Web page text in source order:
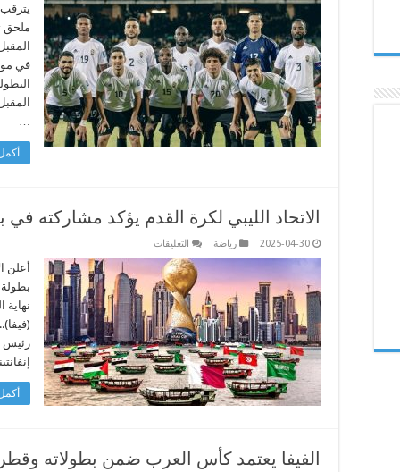
العرب:
رحلة
تبدأ
الأحد
مغلقة
ملحق
في
…
الاتحاد الليبي لكرة القدم يؤكد مشاركته
2025-04-30 رياضة التعليقات
لكرة
القدم
يؤكد
مشاركته
في
بطولة
كأس
العرب
بقطر
مغلقة
أعلن
نهاية
رئيس
الفيفا يعتمد كأس العرب ضمن بطولاته